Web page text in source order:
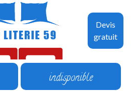
Devis
gratuit
indisponible